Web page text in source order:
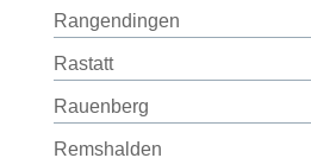
Rangendingen
Rastatt
Rauenberg
Remshalden